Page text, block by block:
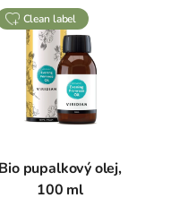
clean label
Bio pupalkový olej,
100 ml